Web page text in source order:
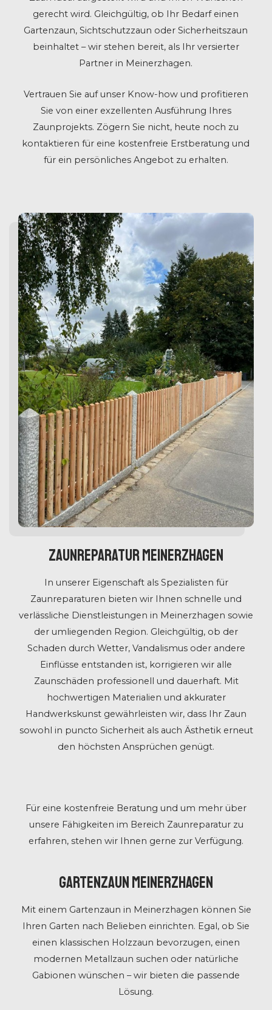
gerecht wird. Gleichgültig, ob Ihr Bedarf einen
Gartenzaun, Sichtschutzzaun oder Sicherheitszaun
beinhaltet – wir stehen bereit, als Ihr versierter
Partner in Meinerzhagen.
Vertrauen Sie auf unser Know-how und profitieren
Sie von einer exzellenten Ausführung Ihres
Zaunprojekts. Zögern Sie nicht, heute noch zu
kontaktieren für eine kostenfreie Erstberatung und
für ein persönliches Angebot zu erhalten.
Zaunreparatur Meinerzhagen
In unserer Eigenschaft als Spezialisten für
Zaunreparaturen bieten wir Ihnen schnelle und
verlässliche Dienstleistungen in Meinerzhagen sowie
der umliegenden Region. Gleichgültig, ob der
Schaden durch Wetter, Vandalismus oder andere
Einflüsse entstanden ist, korrigieren wir alle
Zaunschäden professionell und dauerhaft. Mit
hochwertigen Materialien und akkurater
Handwerkskunst gewährleisten wir, dass Ihr Zaun
sowohl in puncto Sicherheit als auch Ästhetik erneut
den höchsten Ansprüchen genügt.
Für eine kostenfreie Beratung und um mehr über
unsere Fähigkeiten im Bereich Zaunreparatur zu
erfahren, stehen wir Ihnen gerne zur Verfügung.
Gartenzaun Meinerzhagen
Mit einem Gartenzaun in Meinerzhagen können Sie
Ihren Garten nach Belieben einrichten. Egal, ob Sie
einen klassischen Holzzaun bevorzugen, einen
modernen Metallzaun suchen oder natürliche
Gabionen wünschen – wir bieten die passende
Lösung.